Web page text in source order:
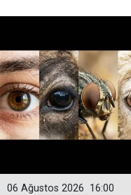
16:00
06 Ağustos 2026